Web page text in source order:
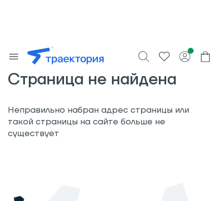
Страница не найдена
Неправильно набран адрес страницы или
такой страницы на сайте больше не
существует